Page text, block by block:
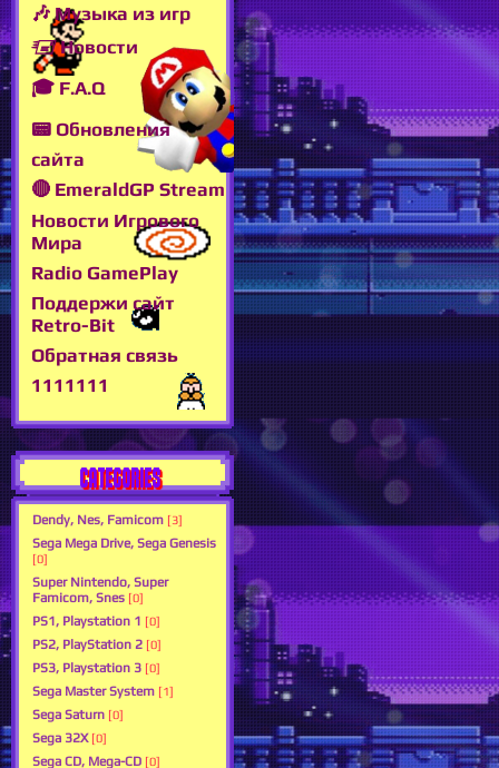
🎶 Музыка из игр
🖅 Новости
🎓 F.A.Q
📟 Обновления
сайта
🔴 EmeraldGP Stream
Новости Игрового
Мира
Radio GamePlay
Поддержи сайт
Retro-Bit
Обратная связь
1111111
CATEGORIES
Dendy, Nes, Famicom [3]
Sega Mega Drive, Sega Genesis
[0]
Super Nintendo, Super
Famicom, Snes [0]
PS1, Playstation 1 [0]
PS2, PlayStation 2 [0]
PS3, Playstation 3 [0]
Sega Master System [1]
Sega Saturn [0]
Sega 32X [0]
Sega CD, Mega-CD [0]